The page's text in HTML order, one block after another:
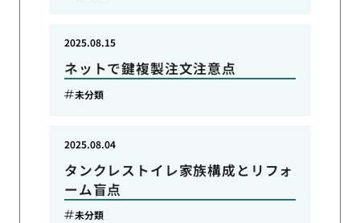
ネットで鍵複製注文注意点
2025.08.15
未分類
タンクレストイレ家族構成とリフォ
ーム盲点
2025.08.04
未分類